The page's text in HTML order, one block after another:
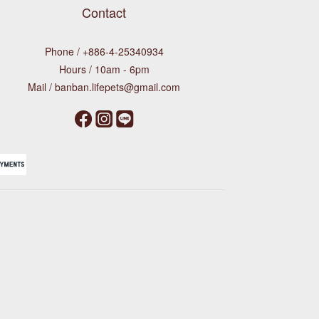
Contact
Phone / +886-4-25340934
Hours / 10am - 6pm
Mail / banban.lifepets@gmail.com